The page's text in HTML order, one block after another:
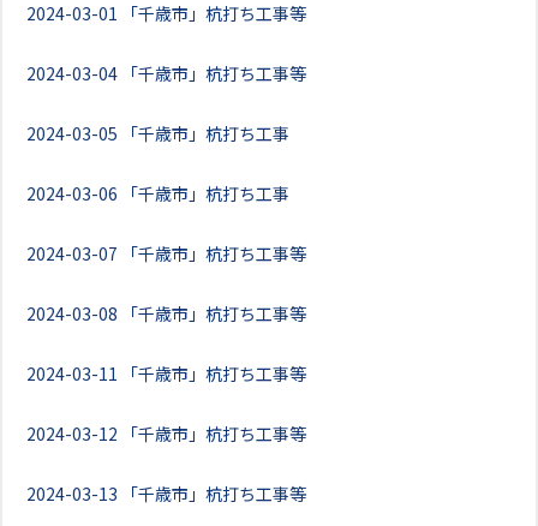
2024-03-01 「千歳市」杭打ち工事等
2024-03-04 「千歳市」杭打ち工事等
2024-03-05 「千歳市」杭打ち工事
2024-03-06 「千歳市」杭打ち工事
2024-03-07 「千歳市」杭打ち工事等
2024-03-08 「千歳市」杭打ち工事等
2024-03-11 「千歳市」杭打ち工事等
2024-03-12 「千歳市」杭打ち工事等
2024-03-13 「千歳市」杭打ち工事等